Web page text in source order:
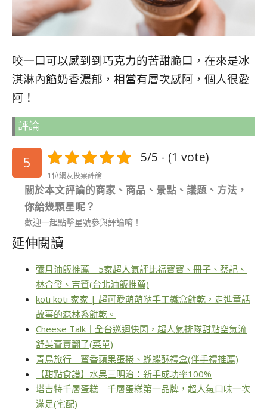
咬一口可以感到到巧克力的苦甜脆口，在來是冰
淇淋內餡奶香濃郁，相當有層次感阿，個人很愛
阿！
評論
5 5/5 - (1 vote)
1位網友投票評論
關於本文評論的商家、商品、景點、議題、方法，
你給幾顆星呢？
歡迎一起點擊星號參與評論唷！
延伸閱讀
彌月油飯推薦｜5家超人氣評比福寶寶、冊子、蔡記、
林合發、吉贊(台北油飯推薦)
koti koti 家家 | 超可愛萌萌哒手工鐵盒餅乾，走進童話
故事的森林系餅乾。
Cheese Talk｜全台巡迴快閃，超人氣排隊甜點空氣流
舒芙蕾賣翻了(菜單)
青鳥旅行｜蜜香蘋果蛋捲、蝴蝶酥禮盒(伴手禮推薦)
【甜點食譜】水果三明治：新手成功率100%
塔吉特千層蛋糕｜千層蛋糕第一品牌，超人氣口味一次
滿足(宅配)